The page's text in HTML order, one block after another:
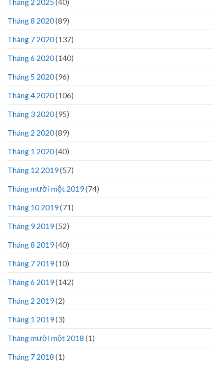
Tháng 8 2020(89)
Tháng 7 2020(137)
Tháng 6 2020(140)
Tháng 5 2020(96)
Tháng 4 2020(106)
Tháng 3 2020(95)
Tháng 2 2020(89)
Tháng 1 2020(40)
Tháng 12 2019(57)
Tháng mười một 2019(74)
Tháng 10 2019(71)
Tháng 9 2019(52)
Tháng 8 2019(40)
Tháng 7 2019(10)
Tháng 6 2019(142)
Tháng 2 2019(2)
Tháng 1 2019(3)
Tháng mười một 2018 (1)
Tháng 7 2018 (1)